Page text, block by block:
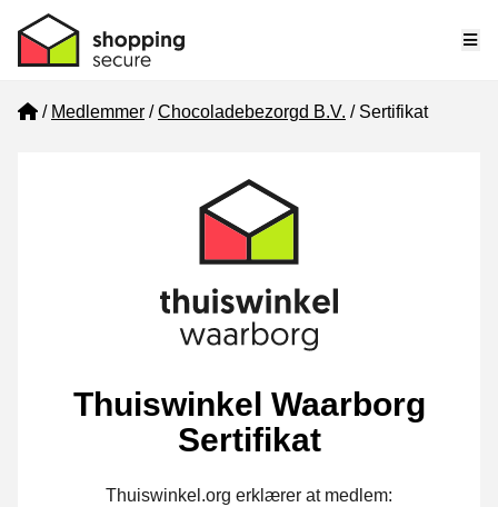
Home
Medlemmer Chocoladebezorgd B.V. Sertifikat
Thuiswinkel Waarborg
Sertifikat
Thuiswinkel.org erklærer at medlem: